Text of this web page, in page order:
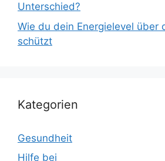
Unterschied?
Wie du dein Energielevel über
schützt
Kategorien
Gesundheit
Hilfe bei